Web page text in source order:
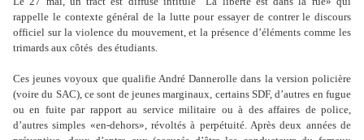
rappelle le contexte général de la lutte pour essayer de contrer le discours
officiel sur la violence du mouvement, et la présence d’éléments comme les
trimards aux côtés des étudiants.
Ces jeunes voyoux que qualifie André Dannerolle dans la version policière
(voire du SAC), ce sont de jeunes marginaux, certains SDF, d’autres en fugue
ou en fuite par rapport au service militaire ou à des affaires de police,
d’autres simples «en-dehors», révoltés à perpétuité. Après deux années de